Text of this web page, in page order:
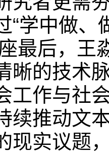
“学中做、
后，王淼
晰的技术
工作与社
续推动文
现实议题